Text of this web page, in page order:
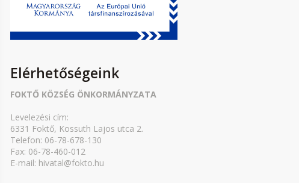
Elérhetőségeink
FOKTŐ KÖZSÉG ÖNKORMÁNYZATA
Levelezési cím:
6331 Foktő, Kossuth Lajos utca 2.
Telefon: 06-78-678-130
Fax: 06-78-460-012
E-mail: hivatal@fokto.hu